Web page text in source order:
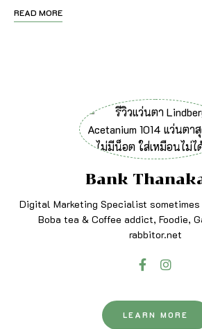
READ MORE
Bank
Digital Marketing Specialist
Boba tea & Coffee addict, Foodie,
rabbitor.net
LEARN MORE